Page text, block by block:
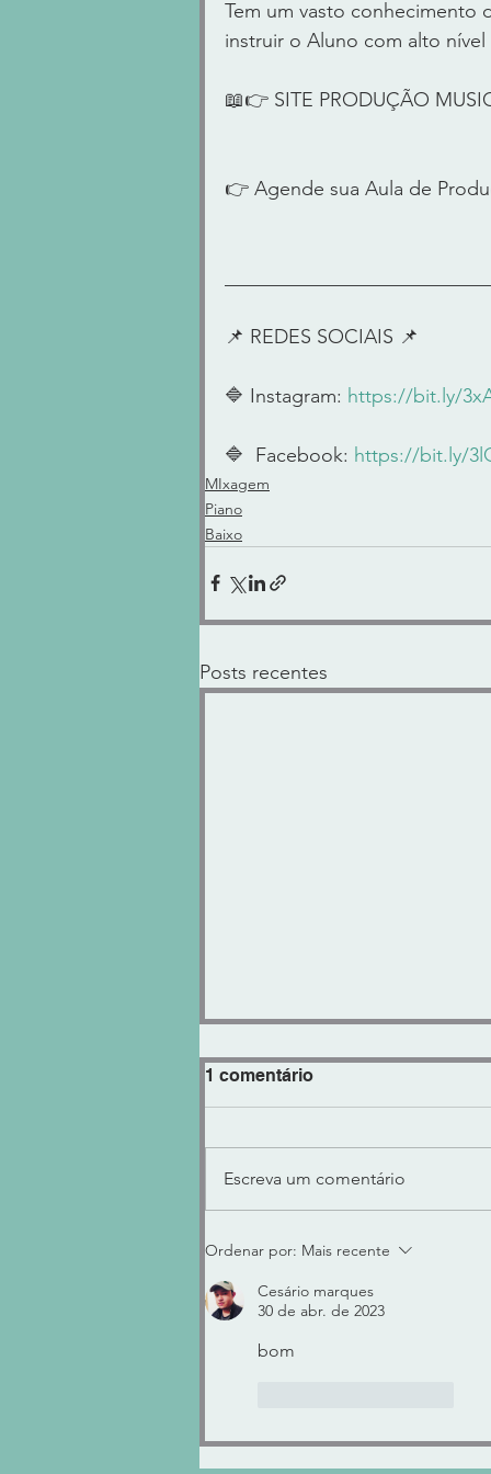
Tem um vasto conhecimento
instruir o Aluno com alto
📖👉 SITE PRODUÇÃO
👉 Agende sua Aula de
📌 REDES SOCIAIS 📌
🔷 Instagram: https://bit.ly/
🔷  Facebook: https://bit.ly/
MIxagem
Piano
Baixo
Posts recentes
"KNOCK CLIPPER"
VOLUME ENCORPADO ou
AGRESSIVO!
1 comentário
Escreva um comentário
Ordenar por: Mais recente
Cesário marques
30 de abr. de 2023
bom